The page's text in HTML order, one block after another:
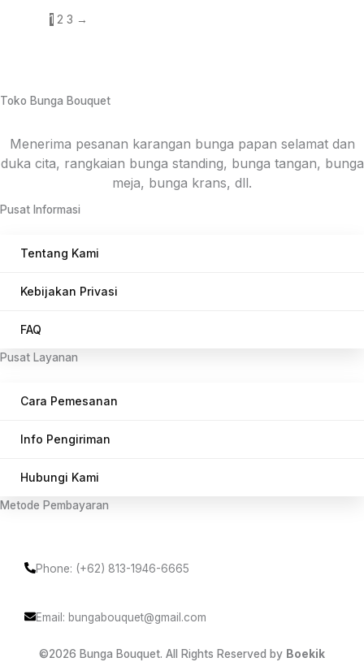
1 2 3 →
Toko Bunga Bouquet
Menerima pesanan karangan bunga papan selamat dan
duka cita, rangkaian bunga standing, bunga tangan, bunga
meja, bunga krans, dll.
Pusat Informasi
Tentang Kami
Kebijakan Privasi
FAQ
Pusat Layanan
Cara Pemesanan
Info Pengiriman
Hubungi Kami
Metode Pembayaran
Phone: (+62) 813-1946-6665
Email: bungabouquet@gmail.com
©2026 Bunga Bouquet. All Rights Reserved by Boekik